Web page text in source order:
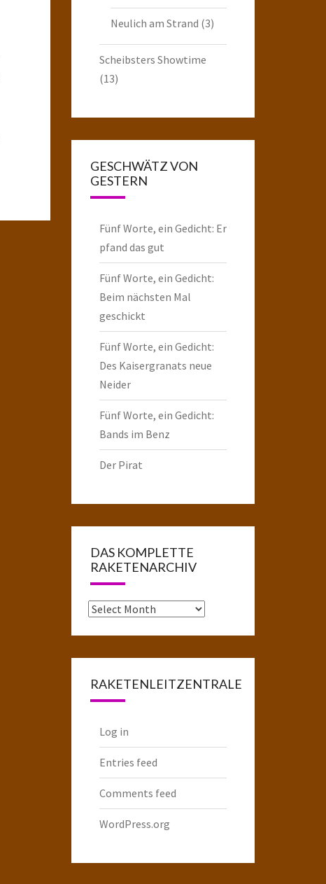
Neulich am Strand (3)
Scheibsters Showtime
(13)
GESCHWÄTZ VON
GESTERN
Fünf Worte, ein Gedicht: Er
pfand das gut
Fünf Worte, ein Gedicht:
Beim nächsten Mal
geschickt
Fünf Worte, ein Gedicht:
Des Kaisergranats neue
Neider
Fünf Worte, ein Gedicht:
Bands im Benz
Der Pirat
DAS KOMPLETTE
RAKETENARCHIV
Das
RAKETENLEITZENTRALE
Log in
Entries feed
Comments feed
WordPress.org